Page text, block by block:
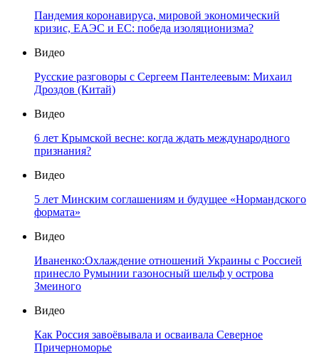
Пандемия коронавируса, мировой экономический
кризис, ЕАЭС и ЕС: победа изоляционизма?
Видео
Русские разговоры с Сергеем Пантелеевым: Михаил
Дроздов (Китай)
Видео
6 лет Крымской весне: когда ждать международного
признания?
Видео
5 лет Минским соглашениям и будущее «Нормандского
формата»
Видео
Иваненко:Охлаждение отношений Украины с Россией
принесло Румынии газоносный шельф у острова
Змеиного
Видео
Как Россия завоёвывала и осваивала Северное
Причерноморье